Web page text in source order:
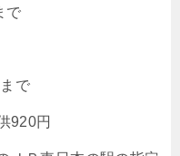
で
で
920円